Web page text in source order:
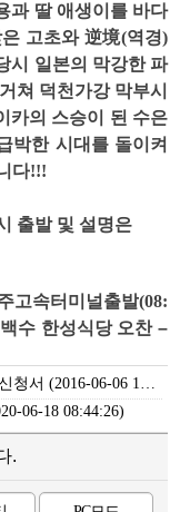
과 딸 애생이를 바다
고초와 逆境(역경)
시 일본의 막강한 파
쳐 덕천가강 막부시
카의 스승이 된 수은
박한 시대를 돌이켜
다!!!
출발 및 설명은
고속터미널출발(08:
백수 한성식당 오찬 –
청서 (2016-06-06 15:56:45)
06-18 08:44:26)
.